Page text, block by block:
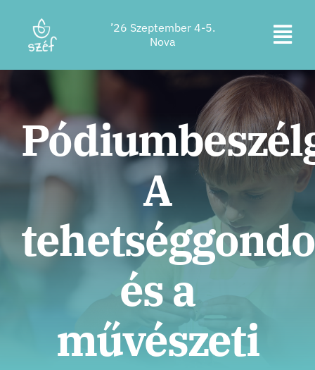
tartalomra
be
a
Jegyvásárlás
Program
Szállás
Rólunk
Kapcsolat
Helyszín
Támogatók
Jegyek
’26 Szeptember 4-5.
Nova
A
és a
művészeti